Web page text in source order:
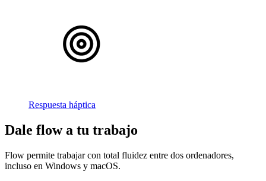
Respuesta háptica
Dale flow a tu trabajo
Flow permite trabajar con total fluidez entre dos ordenadores,
incluso en Windows y macOS.